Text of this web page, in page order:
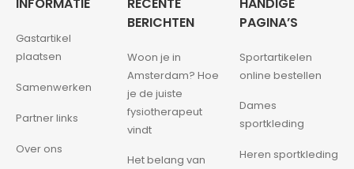
Gastartikel
plaatsen
Samenwerken
Partner links
Over ons
BERICHTEN
Woon je in
Amsterdam? Hoe
je de juiste
fysiotherapeut
vindt
Het belang van
PAGINA’S
Sportartikelen
online bestellen
Dames
sportkleding
Heren sportkleding